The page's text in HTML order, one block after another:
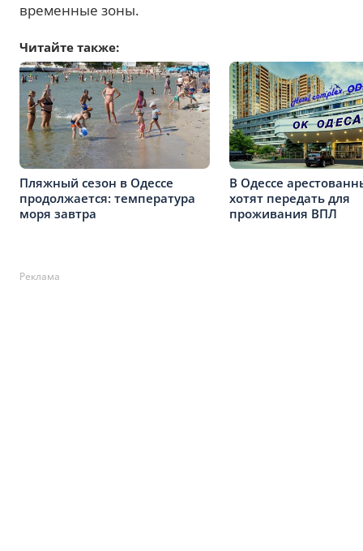
временные зоны.
Читайте также:
Пляжный сезон в Одессе
продолжается: температура
моря завтра
В Одессе
хотят передать для
проживания ВПЛ
Реклама